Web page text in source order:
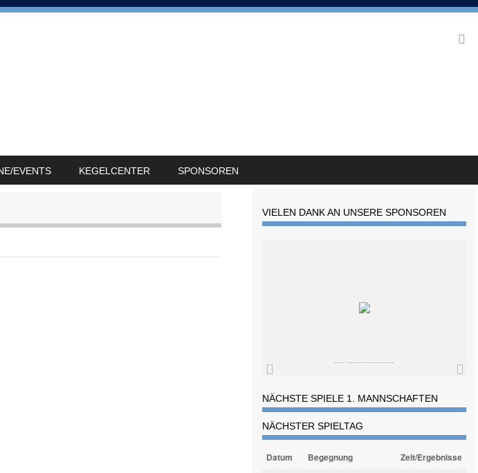
EVENTS KEGELCENTER SPONSOREN
VIELEN DANK AN UNSERE SPONSOREN
NÄCHSTE SPIELE 1. MANNSCHAFTEN
NÄCHSTER SPIELTAG
Datum Begegnung Zeit/Ergebnisse